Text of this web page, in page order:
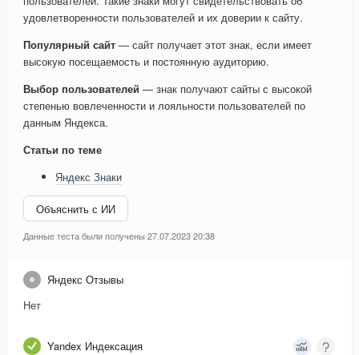
удовлетворенности пользователей и их доверии к сайту.
Популярный сайт — сайт получает этот знак, если имеет
высокую посещаемость и постоянную аудиторию.
Выбор пользователей — знак получают сайты с высокой
степенью вовлеченности и лояльности пользователей по
данным Яндекса.
Статьи по теме
Яндекс Знаки
Объяснить с ИИ
Данные теста были получены 27.07.2023 20:38
Яндекс Отзывы
Нет
Yandex Индексация